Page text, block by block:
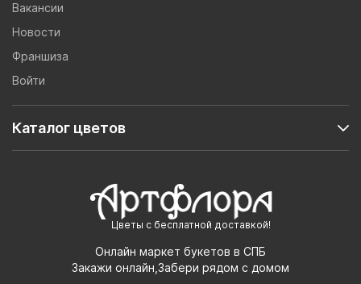
Цветы с бесплатной доставкой!
Онлайн маркет букетов в СПБ
Закажи онлайн,Забери рядом с домом
Вакансии
Новости
Франшиза
Войти
Каталог цветов